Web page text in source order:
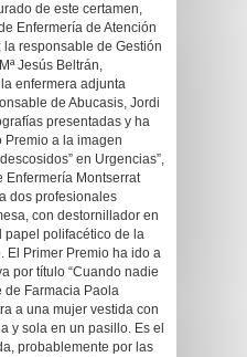
de este certamen,
Enfermería de Atención
responsable de Gestión
Jesús Beltrán,
enfermera adjunta
de Abucasis, Jordi
presentadas y ha
Premio a la imagen
en Urgencias”,
Enfermería Montserrat
dos profesionales
con destornillador en
papel polifacético de la
El Primer Premio ha ido a
por título “Cuando nadie
de Farmacia Paola
a una mujer vestida con
y sola en un pasillo. Es el
probablemente por las